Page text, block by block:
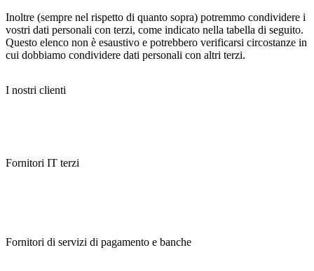
Inoltre (sempre nel rispetto di quanto sopra) potremmo condividere i
vostri dati personali con terzi, come indicato nella tabella di seguito.
Questo elenco non è esaustivo e potrebbero verificarsi circostanze in
cui dobbiamo condividere dati personali con altri terzi.
I nostri clienti
Fornitori IT terzi
Fornitori di servizi di pagamento e banche